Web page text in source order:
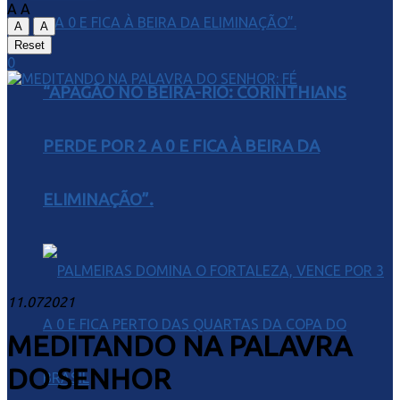
“APAGÃO NO BEIRA-RIO: CORINTHIANS
PERDE POR 2 A 0 E FICA À BEIRA DA
ELIMINAÇÃO”.
A A
A
A
Reset
0
11.072021
MEDITANDO NA PALAVRA
DO SENHOR